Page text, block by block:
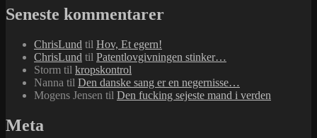
Seneste kommentarer
ChrisLund til Hov, Et egern!
ChrisLund til Patentlovgivningen stinker…
Storm til kropskontrol
Nanna til Den danske sang er en negernisse…
Mogens Jensen til Den fucking sejeste mand i verden
Meta